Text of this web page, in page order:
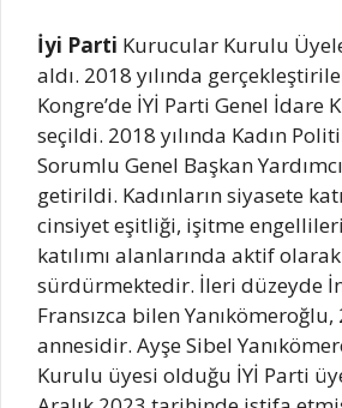
İyi Parti Kurucular Kurulu
aldı. 2018 yılında
Kongre’de İYİ Parti Genel İdare
seçildi. 2018 yılında Kadın
Sorumlu Genel Başkan
getirildi. Kadınların siyasete
cinsiyet eşitliği, işitme
katılımı alanlarında aktif olarak
sürdürmektedir. İleri düzeyde
Fransızca bilen Yanıkömeroğlu,
annesidir. Ayşe Sibel
Kurulu üyesi olduğu İYİ Parti